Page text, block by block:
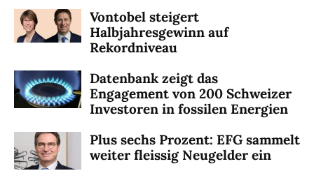
Vontobel steigert
Halbjahresgewinn auf
Rekordniveau
Datenbank zeigt das
Engagement von 200 Schweizer
Investoren in fossilen Energien
Plus sechs Prozent: EFG sammelt
weiter fleissig Neugelder ein